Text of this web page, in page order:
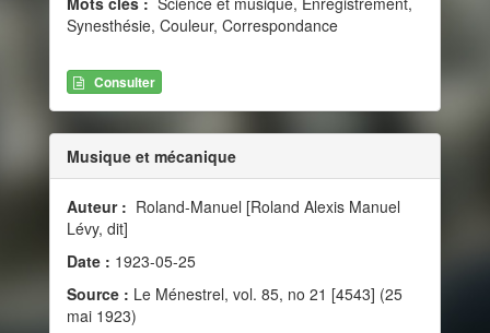
Synesthésie, Couleur, Correspondance
Consulter
Musique et mécanique
Auteur : Roland-Manuel [Roland Alexis Manuel
Lévy, dit]
Date : 1923-05-25
Source : Le Ménestrel, vol. 85, no 21 [4543] (25
mai 1923)